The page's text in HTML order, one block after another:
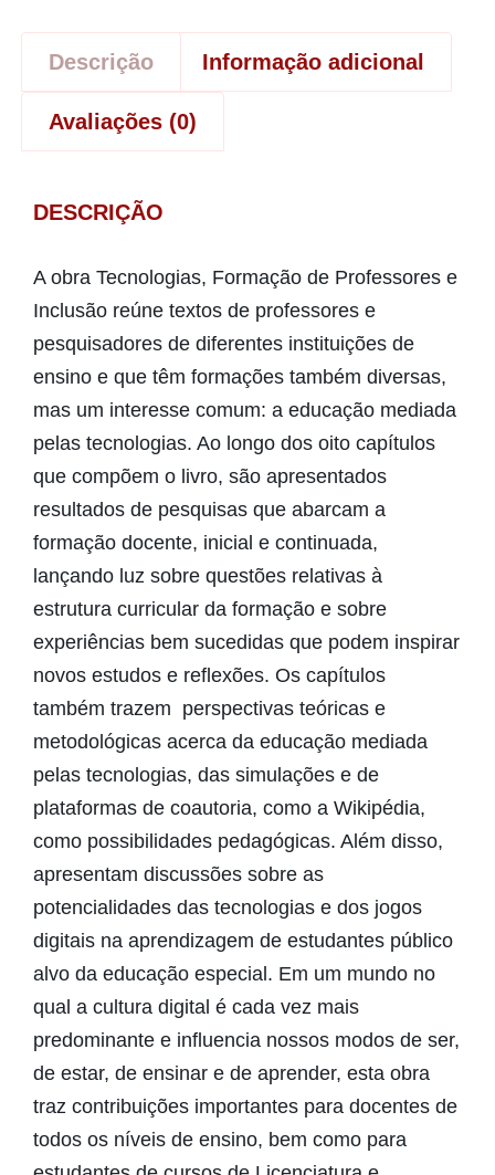
Descrição Informação adicional
Avaliações (0)
DESCRIÇÃO
A obra Tecnologias, Formação de Professores e
Inclusão reúne textos de professores e
pesquisadores de diferentes instituições de
ensino e que têm formações também diversas,
mas um interesse comum: a educação mediada
pelas tecnologias. Ao longo dos oito capítulos
que compõem o livro, são apresentados
resultados de pesquisas que abarcam a
formação docente, inicial e continuada,
lançando luz sobre questões relativas à
estrutura curricular da formação e sobre
experiências bem sucedidas que podem inspirar
novos estudos e reflexões. Os capítulos
também trazem perspectivas teóricas e
metodológicas acerca da educação mediada
pelas tecnologias, das simulações e de
plataformas de coautoria, como a Wikipédia,
como possibilidades pedagógicas. Além disso,
apresentam discussões sobre as
potencialidades das tecnologias e dos jogos
digitais na aprendizagem de estudantes público
alvo da educação especial. Em um mundo no
qual a cultura digital é cada vez mais
predominante e influencia nossos modos de ser,
de estar, de ensinar e de aprender, esta obra
traz contribuições importantes para docentes de
todos os níveis de ensino, bem como para